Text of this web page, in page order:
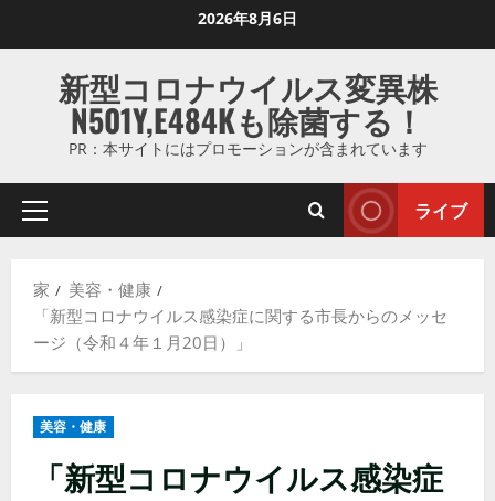
ス
ッ
2026年8月6日
新型コロナウイルス変異株
N501Y,E484Kも除菌する！
PR：本サイトにはプロモーションが含まれています
プ
マ
リ
ー
ライブ
家
美容・健康
「新型コロナウイルス感染症に関する市長からのメッセ
ージ（令和４年１月20日）」
美容・健康
「新型コロナウイルス感染症